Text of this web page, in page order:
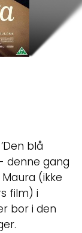
blå
denne gang
(ikke
film) i
bor i den